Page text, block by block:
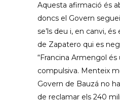
Aquesta afirmació és
doncs el Govern
se’ls deu i, en canvi,
de Zapatero qui es
“Francina Armengol
compulsiva. Menteix
Govern de Bauzá no
de reclamar els 240